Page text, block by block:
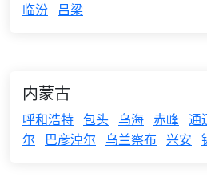
临汾 吕梁
内蒙古
呼和浩特 包头 乌海 赤峰 通
尔
巴彦淖尔 乌兰察布 兴安